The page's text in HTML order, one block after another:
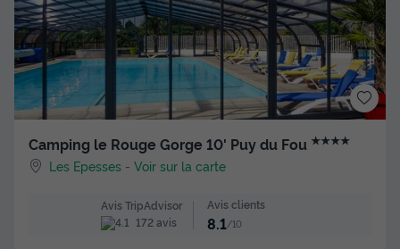
Camping le Rouge Gorge 10' Puy du Fou ★★★★
Les Epesses -Voir sur la carte
Avis TripAdvisor
172 avis
Avis clients
8.1/10